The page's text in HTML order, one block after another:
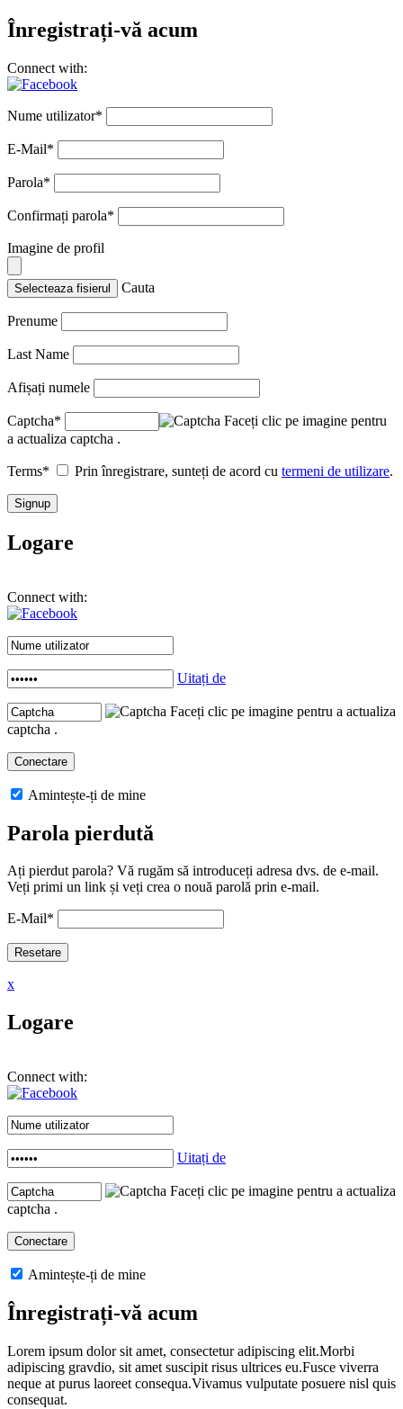
Înregistrați-vă acum
Connect with:
Nume utilizator*
E-Mail*
Parola*
Confirmați parola*
Imagine de profil
Selecteaza fisierul Cauta
Prenume
Last Name
Afișați numele
Captcha*
Faceți clic pe imagine pentru
a actualiza captcha .
Terms* Prin înregistrare, sunteți de acord cu termeni de utilizare.
Logare
Connect with:
Uitați de
Faceți clic pe imagine pentru a actualiza
captcha .
Amintește-ți de mine
Parola pierdută
Ați pierdut parola? Vă rugăm să introduceți adresa dvs. de e-mail.
Veți primi un link și veți crea o nouă parolă prin e-mail.
E-Mail*
x
Logare
Connect with:
Uitați de
Faceți clic pe imagine pentru a actualiza
captcha .
Amintește-ți de mine
Înregistrați-vă acum
Lorem ipsum dolor sit amet, consectetur adipiscing elit.Morbi
adipiscing gravdio, sit amet suscipit risus ultrices eu.Fusce viverra
neque at purus laoreet consequa.Vivamus vulputate posuere nisl quis
consequat.